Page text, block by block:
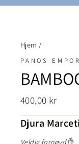
Hjem /
PANOS
Ordinær
pris
400,00 kr
Testimonial
Forfatter:
Djura
Tekst:
Veldig fornøyd👌